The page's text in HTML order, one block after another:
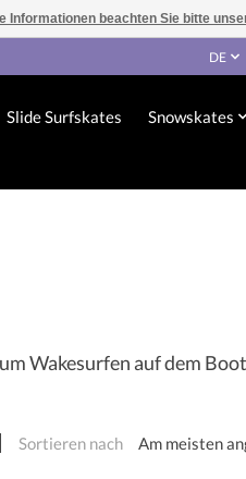
DE
Slide Surfskates
Snowskates
Wakesurfen auf dem
Sortieren nach Am meisten
Informationen beachten Sie bitte